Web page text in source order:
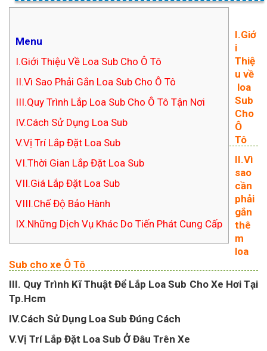
Menu
I.Giới Thiệu Về Loa Sub Cho Ô Tô
II.Vì Sao Phải Gắn Loa Sub Cho Ô Tô
III.Quy Trình Lắp Loa Sub Cho Ô Tô Tận Nơi
IV.Cách Sử Dụng Loa Sub
V.Vị Trí Lắp Đặt Loa Sub
VI.Thời Gian Lắp Đặt Loa Sub
VII.Giá Lắp Đặt Loa Sub
VIII.Chế Độ Bảo Hành
IX.Những Dịch Vụ Khác Do Tiến Phát Cung Cấp
I.Giớ
i
Thiệ
u về
loa
Sub
Cho
Ô
Tô
II.Vì
sao
cần
phải
gắn
thê
m
loa
Sub cho xe Ô Tô
III. Quy Trình Kĩ Thuật Để Lắp Loa Sub Cho Xe Hơi Tại
Tp.Hcm
IV.Cách Sử Dụng Loa Sub Đúng Cách
V.Vị Trí Lắp Đặt Loa Sub Ở Đâu Trên Xe